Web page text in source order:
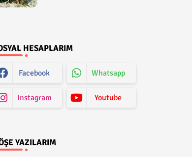
HESAPLARIM
Facebook Whatsapp
Instagram Youtube
YAZILARIM